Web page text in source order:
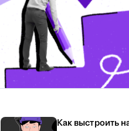
Как выстроить